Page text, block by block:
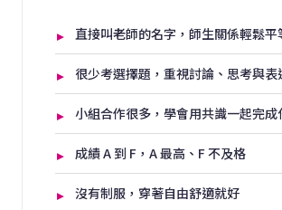
直接叫老師的名字，師生關係輕鬆平
很少考選擇題，重視討論、思考與表
小組合作很多，學會用共識一起完成
成績 A 到 F，A 最高、F 不及格
沒有制服，穿著自由舒適就好